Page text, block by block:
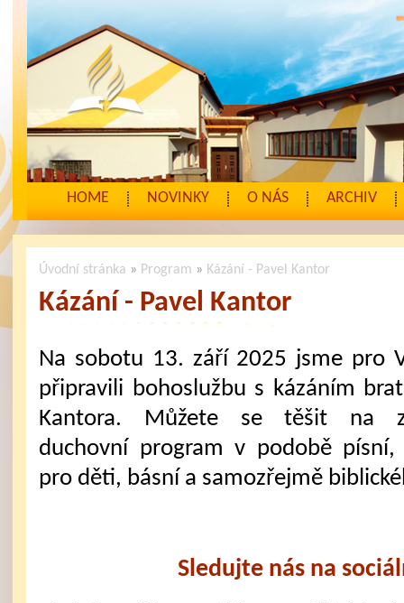
HOME NOVINKY O NÁS ARCHIV
Úvodní stránka » Program » Kázání - Pavel Kantor
Kázání - Pavel Kantor
Na sobotu 13. září 2025 jsme pro
připravili bohoslužbu s kázáním
Kantora. Můžete se těšit na
duchovní program v podobě písní,
pro děti, básní a samozřejmě
Sledujte nás na